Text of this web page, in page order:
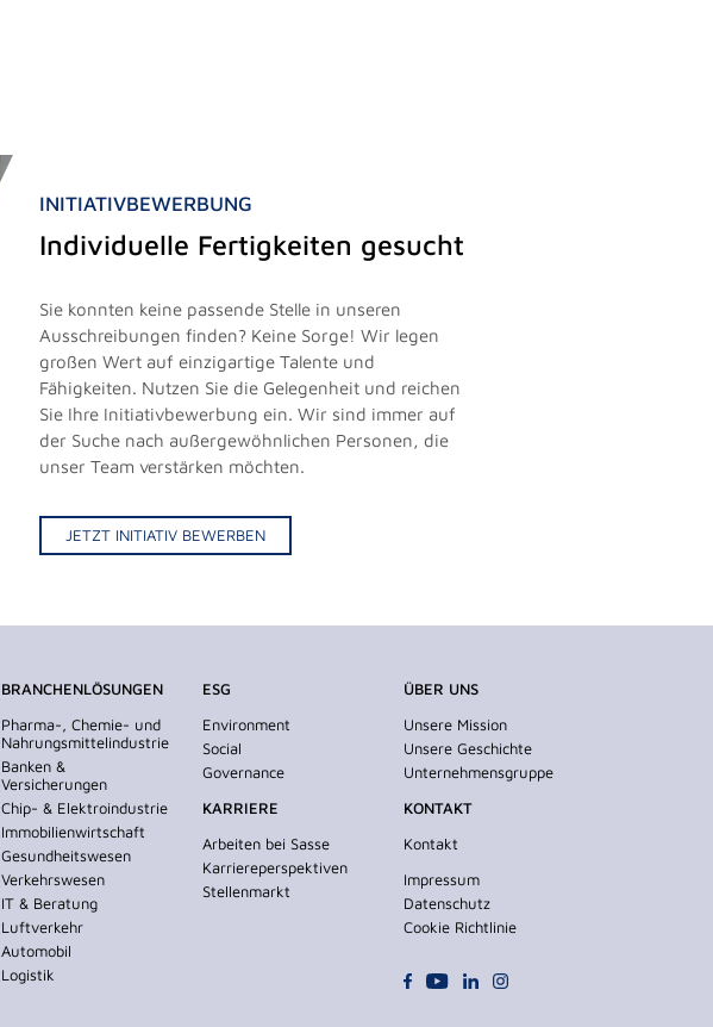
INITIATIVBEWERBUNG
Individuelle Fertigkeiten gesucht
Sie konnten keine passende Stelle in unseren
Ausschreibungen finden? Keine Sorge! Wir legen
großen Wert auf einzigartige Talente und
Fähigkeiten. Nutzen Sie die Gelegenheit und reichen
Sie Ihre Initiativbewerbung ein. Wir sind immer auf
der Suche nach außergewöhnlichen Personen, die
unser Team verstärken möchten.
JETZT INITIATIV BEWERBEN
BRANCHENLÖSUNGEN
Pharma-, Chemie- und
Nahrungsmittelindustrie
Banken &
Versicherungen
Chip- & Elektroindustrie
Immobilienwirtschaft
Gesundheitswesen
Verkehrswesen
IT & Beratung
Luftverkehr
Automobil
Logistik
ESG
Environment
Social
Governance
KARRIERE
Arbeiten bei Sasse
Karriereperspektiven
Stellenmarkt
ÜBER UNS
Unsere Mission
Unsere Geschichte
Unternehmensgruppe
KONTAKT
Kontakt
Impressum
Datenschutz
Cookie Richtlinie